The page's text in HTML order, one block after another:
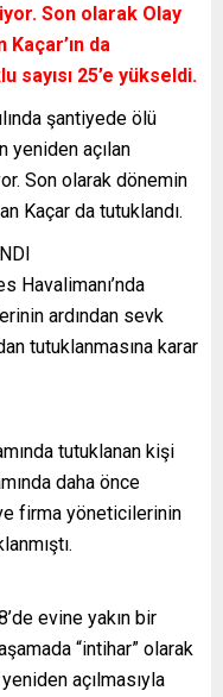
Son olarak Olay
da
sayısı 25’e yükseldi.
şantiyede ölü
yeniden açılan
Son olarak dönemin
Kaçar da tutuklandı.
Havalimanı’nda
ardından sevk
tutuklanmasına karar
tutuklanan kişi
daha önce
firma yöneticilerinin
evine yakın bir
“intihar” olarak
açılmasıyla